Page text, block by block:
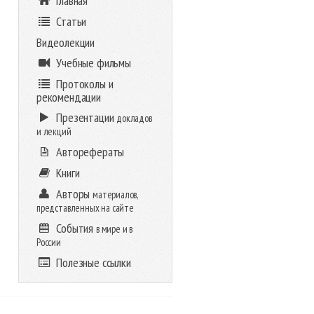
Статьи
Видеолекции
Учебные фильмы
Протоколы и
рекомендации
Презентации докладов
и лекций
Авторефераты
Книги
Авторыматериалов,
представленных на сайте
События в мире и в
России
Полезные ссылки